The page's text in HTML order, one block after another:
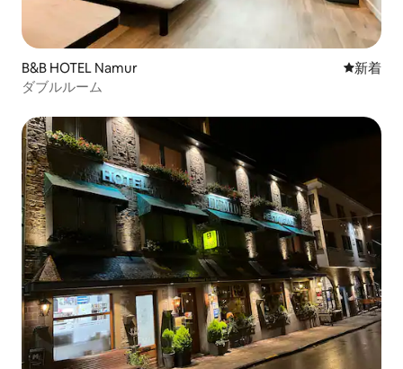
B&B HOTEL Namur 新しい宿
新着
ダブルルーム